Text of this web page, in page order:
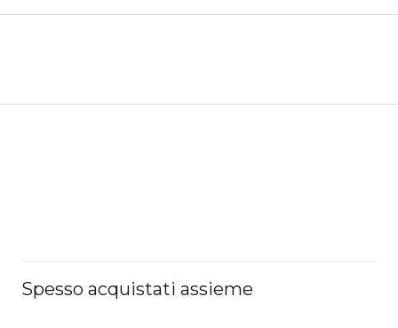
Spesso acquistati assieme